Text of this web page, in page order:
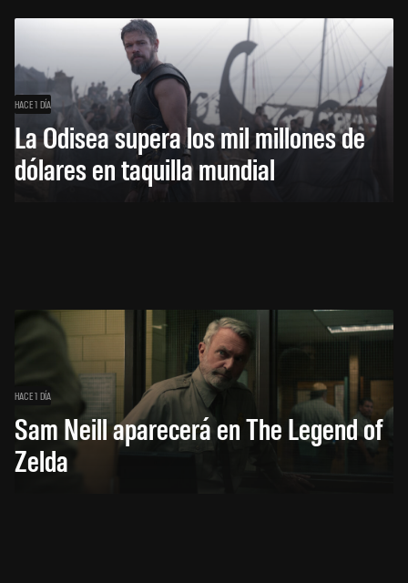
HACE 1 DÍA
La Odisea supera los mil millones de
dólares en taquilla mundial
HACE 1 DÍA
Sam Neill aparecerá en The Legend of
Zelda